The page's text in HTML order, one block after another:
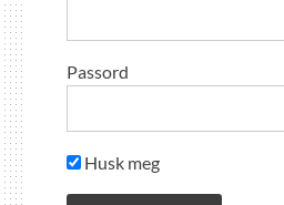
Passord
Husk meg